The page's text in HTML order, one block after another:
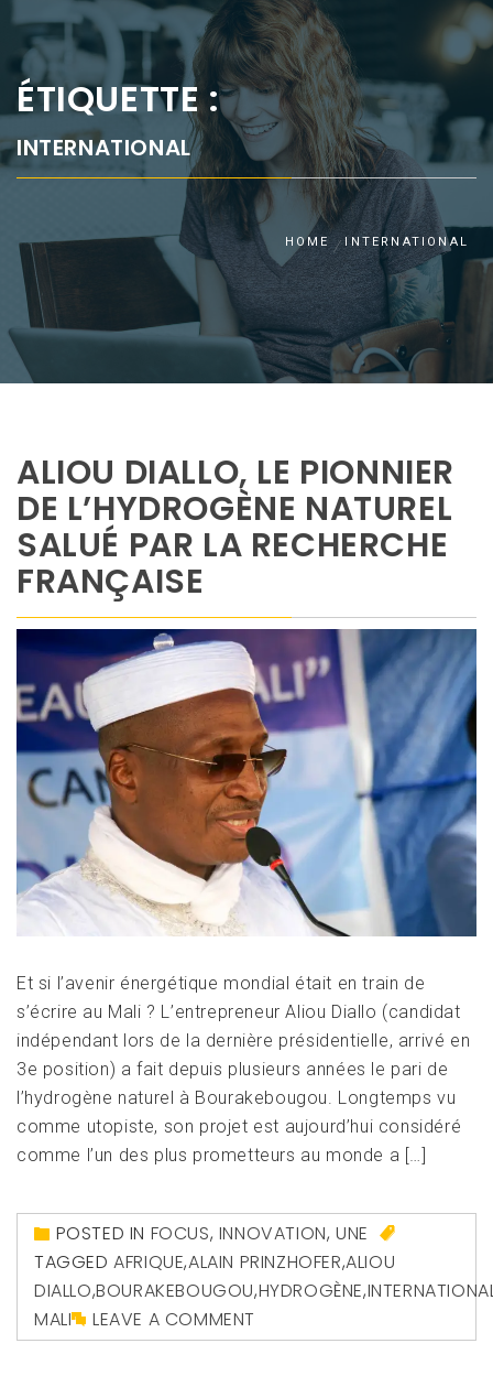
ÉTIQUETTE :
INTERNATIONAL
HOME INTERNATIONAL
ALIOU DIALLO, LE PIONNIER
DE L’HYDROGÈNE NATUREL
SALUÉ PAR LA RECHERCHE
FRANÇAISE
Et si l’avenir énergétique mondial était en train de
s’écrire au Mali ? L’entrepreneur Aliou Diallo (candidat
indépendant lors de la dernière présidentielle, arrivé en
3e position) a fait depuis plusieurs années le pari de
l’hydrogène naturel à Bourakebougou. Longtemps vu
comme utopiste, son projet est aujourd’hui considéré
comme l’un des plus prometteurs au monde a […]
POSTED IN FOCUS, INNOVATION,UNE
TAGGEDAFRIQUE,ALAIN PRINZHOFER,ALIOU
DIALLO,BOURAKEBOUGOU,HYDROGÈNE,
MALI
LEAVE A COMMENT